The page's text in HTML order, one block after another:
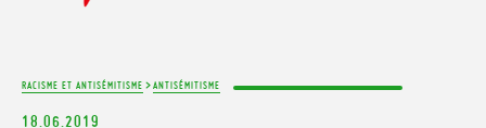
RACISME ET ANTISÉMITISME >ANTISÉMITISME
18.06.2019